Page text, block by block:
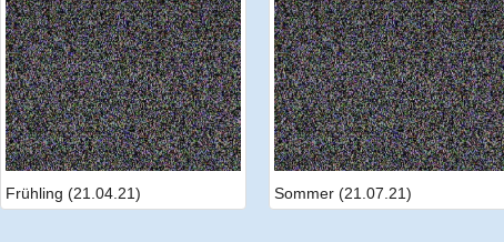
Frühling (21.04.21) Sommer (21.07.21)